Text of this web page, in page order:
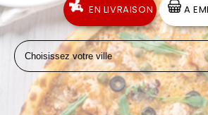
VOTRE COMPTE
NOTRE RESTAURANT
VOS AVIS
MENTIONS LÉGALES
EN LIVRAISON A